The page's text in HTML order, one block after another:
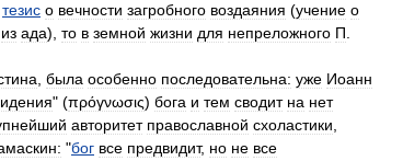
тезис о вечности загробного воздаяния (учение о
из ада), то в земной жизни для непреложного П
была особенно последовательна: уже Иоанн
" (πρόγνωσις) бога и тем сводит на нет
авторитет православной схоластики
"бог все предвидит, но не все